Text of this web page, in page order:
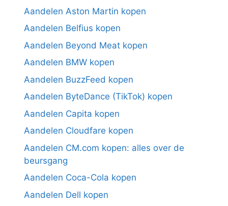
Aandelen Aston Martin kopen
Aandelen Belfius kopen
Aandelen Beyond Meat kopen
Aandelen BMW kopen
Aandelen BuzzFeed kopen
Aandelen ByteDance (TikTok) kopen
Aandelen Capita kopen
Aandelen Cloudfare kopen
Aandelen CM.com kopen: alles over de
beursgang
Aandelen Coca-Cola kopen
Aandelen Dell kopen